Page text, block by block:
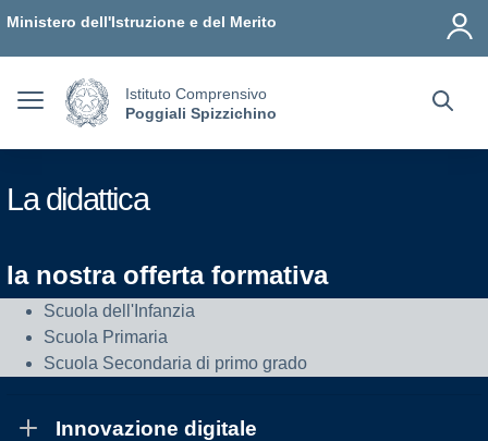
Ministero dell'Istruzione e del Merito
Istituto Comprensivo
Poggiali Spizzichino
La didattica
la nostra offerta formativa
Scuola dell'Infanzia
Scuola Primaria
Scuola Secondaria di primo grado
Innovazione digitale